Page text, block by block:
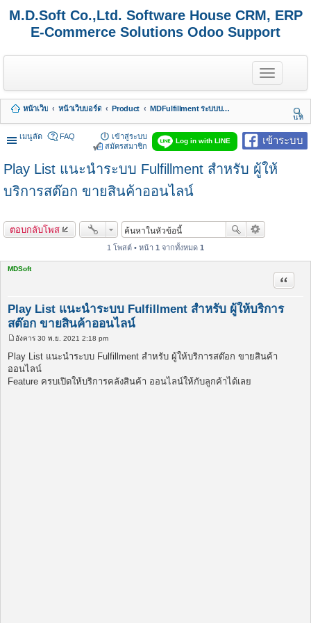
M.D.Soft Co.,Ltd. Software House CRM, ERP
E-Commerce Solutions Odoo Support
T
o
g
e
n
a
i
g
หน้าเว็บ หน้าเว็บบอร์ด Product
MDFulfillment ระบบบริการงานเก็บ แพค ส่ง
นห
า
เมนูลัด
เข้าระบบ
Log in with LINE
FAQ
เข้าสู่ระบบ
สมัครสมาชิก
Play List แนะนำระบบ Fulfillment สำหรับ ผู้ให้
บริการสต๊อก ขายสินค้าออนไลน์
ตอบกลับโพส
1 โพสต์ • หน้า 1 จากทั้งหมด 1
MDSoft
Play List แนะนำระบบ Fulfillment สำหรับ ผู้ให้บริการ
สต๊อก ขายสินค้าออนไลน์
อ้างคำ
ส
ต์
อังคาร 30 พ.ย. 2021 2:18 pm
Play List แนะนำระบบ Fulfillment สำหรับ ผู้ให้บริการสต๊อก ขายสินค้า
ออนไลน์
Feature ครบเปิดให้บริการคลังสินค้า ออนไลน์ให้กับลูกค้าได้เลย